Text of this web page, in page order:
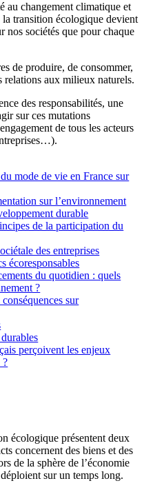
au changement climatique et
transition écologique devient
nos sociétés que pour chaque
de produire, de consommer,
relations aux milieux naturels.
des responsabilités, une
sur ces mutations
de tous les acteurs
mode de vie en France sur
sur l’environnement
durable
de la participation du
des entreprises
écoresponsables
du quotidien : quels
?
sur
perçoivent les enjeux
?
écologique présentent deux
concernent des biens et des
de la sphère de l’économie
sur un temps long.